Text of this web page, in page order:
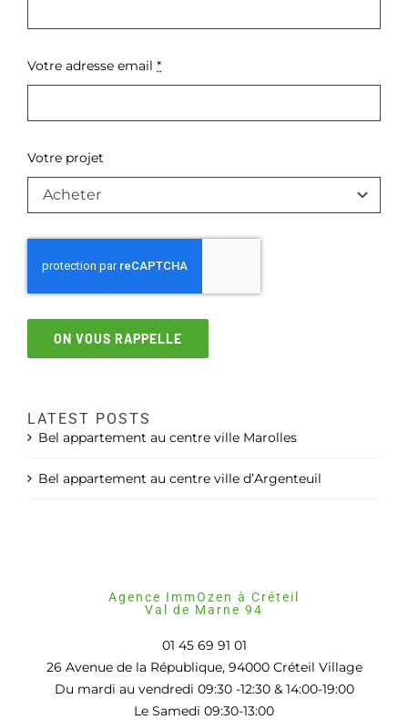
Votre adresse email *
Votre projet
ON VOUS RAPPELLE
LATEST POSTS
Bel appartement au centre ville Marolles
Bel appartement au centre ville d’Argenteuil
Agence ImmOzen à Créteil
Val de Marne 94
01 45 69 91 01
26 Avenue de la République, 94000 Créteil Village
Du mardi au vendredi 09:30 -12:30 & 14:00-19:00
Le Samedi 09:30-13:00